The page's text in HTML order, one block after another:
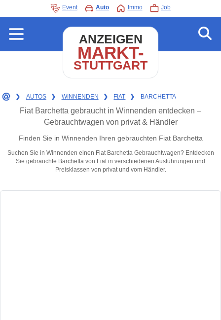
Event Auto Immo Job
ANZEIGEN
MARKT-
STUTTGART
❯ AUTOS ❯ WINNENDEN ❯ FIAT ❯ BARCHETTA
Fiat Barchetta gebraucht in Winnenden entdecken –
Gebrauchtwagen von privat & Händler
Finden Sie in Winnenden Ihren gebrauchten Fiat Barchetta
Suchen Sie in Winnenden einen Fiat Barchetta Gebrauchtwagen? Entdecken
Sie gebrauchte Barchetta von Fiat in verschiedenen Ausführungen und
Preisklassen von privat und vom Händler.